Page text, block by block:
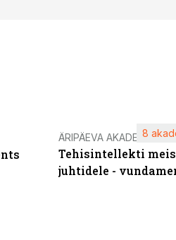
ÄRIPÄEVA AKADEEMIA
Tehisintellekti
juhtidele -
8